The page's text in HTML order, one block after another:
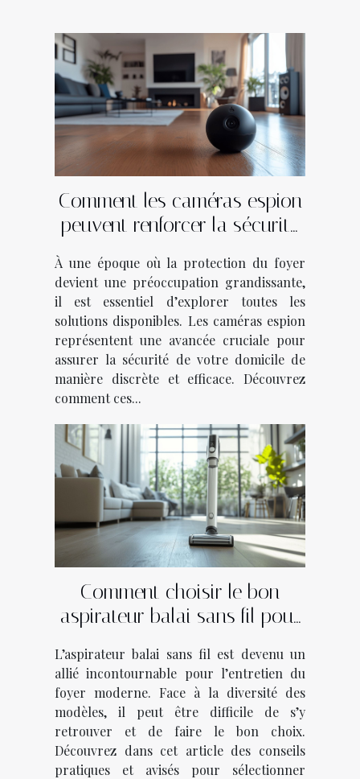
Comment les caméras espion
peuvent renforcer la sécurité
À une époque où la protection du foyer
devient une préoccupation grandissante,
il est essentiel d’explorer toutes les
solutions disponibles. Les caméras espion
représentent une avancée cruciale pour
assurer la sécurité de votre domicile de
manière discrète et efficace. Découvrez
comment ces...
Comment choisir le bon
aspirateur balai sans fil pour
L’aspirateur balai sans fil est devenu un
allié incontournable pour l’entretien du
foyer moderne. Face à la diversité des
modèles, il peut être difficile de s’y
retrouver et de faire le bon choix.
Découvrez dans cet article des conseils
pratiques et avisés pour sélectionner